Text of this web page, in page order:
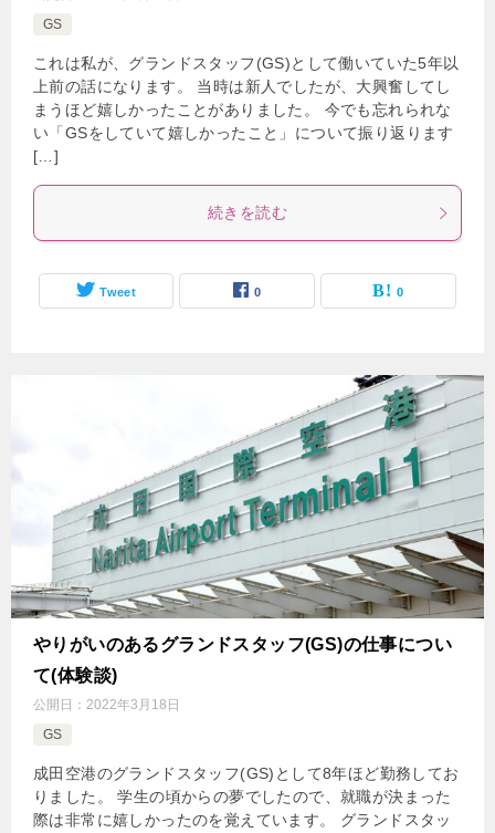
GS
これは私が、グランドスタッフ(GS)として働いていた5年以
上前の話になります。 当時は新人でしたが、大興奮してし
まうほど嬉しかったことがありました。 今でも忘れられな
い「GSをしていて嬉しかったこと」について振り返ります
[…]
続きを読む
Tweet 0 0
やりがいのあるグランドスタッフ(GS)の仕事につい
て(体験談)
公開日： 2022年3月18日
GS
成田空港のグランドスタッフ(GS)として8年ほど勤務してお
りました。 学生の頃からの夢でしたので、就職が決まった
際は非常に嬉しかったのを覚えています。 グランドスタッ